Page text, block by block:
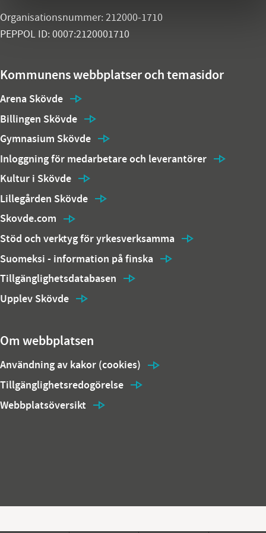
Organisationsnummer: 212000-1710
PEPPOL ID: 0007:2120001710
Kommunens webbplatser och temasidor
Arena Skövde
Billingen Skövde
Gymnasium Skövde
Inloggning för medarbetare och leverantörer
Kultur i Skövde
Lillegården Skövde
Skovde.com
Stöd och verktyg för yrkesverksamma
Suomeksi - information på finska
Tillgänglighetsdatabasen
Upplev Skövde
Om webbplatsen
Användning av kakor (cookies)
Tillgänglighetsredogörelse
Webbplatsöversikt